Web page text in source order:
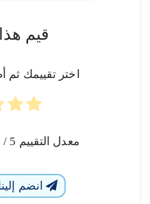
قيم
اختر تقييمك ثم
معدل التقييم 5 / 5. عدد الأصوات:
انضم